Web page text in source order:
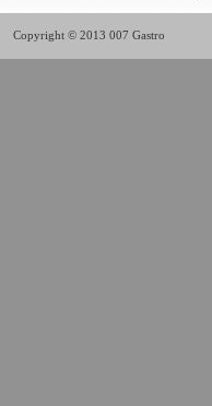
Copyright © 2013 007 Gastro